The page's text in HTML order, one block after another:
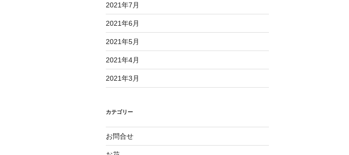
2021年7月
2021年6月
2021年5月
2021年4月
2021年3月
カテゴリー
お問合せ